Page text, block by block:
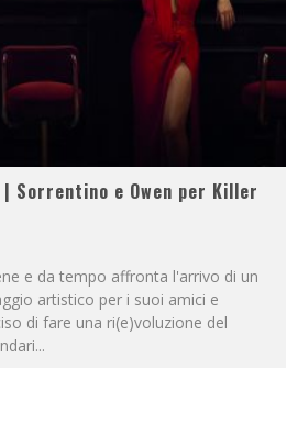
Sorrentino e Owen per Killer
e da tempo affronta l'arrivo di un
artistico per i suoi amici e
di fare una ri(e)voluzione del
...